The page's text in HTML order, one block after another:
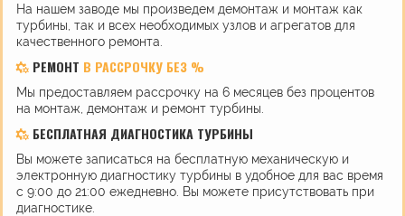
На нашем заводе мы произведем демонтаж и монтаж как
турбины, так и всех необходимых узлов и агрегатов для
качественного ремонта.
РЕМОНТ В РАССРОЧКУ БЕЗ %
Мы предоставляем рассрочку на 6 месяцев без процентов
на монтаж, демонтаж и ремонт турбины.
БЕСПЛАТНАЯ ДИАГНОСТИКА ТУРБИНЫ
Вы можете записаться на бесплатную механическую и
электронную диагностику турбины в удобное для вас время
с 9:00 до 21:00 ежедневно. Вы можете присутствовать при
диагностике.